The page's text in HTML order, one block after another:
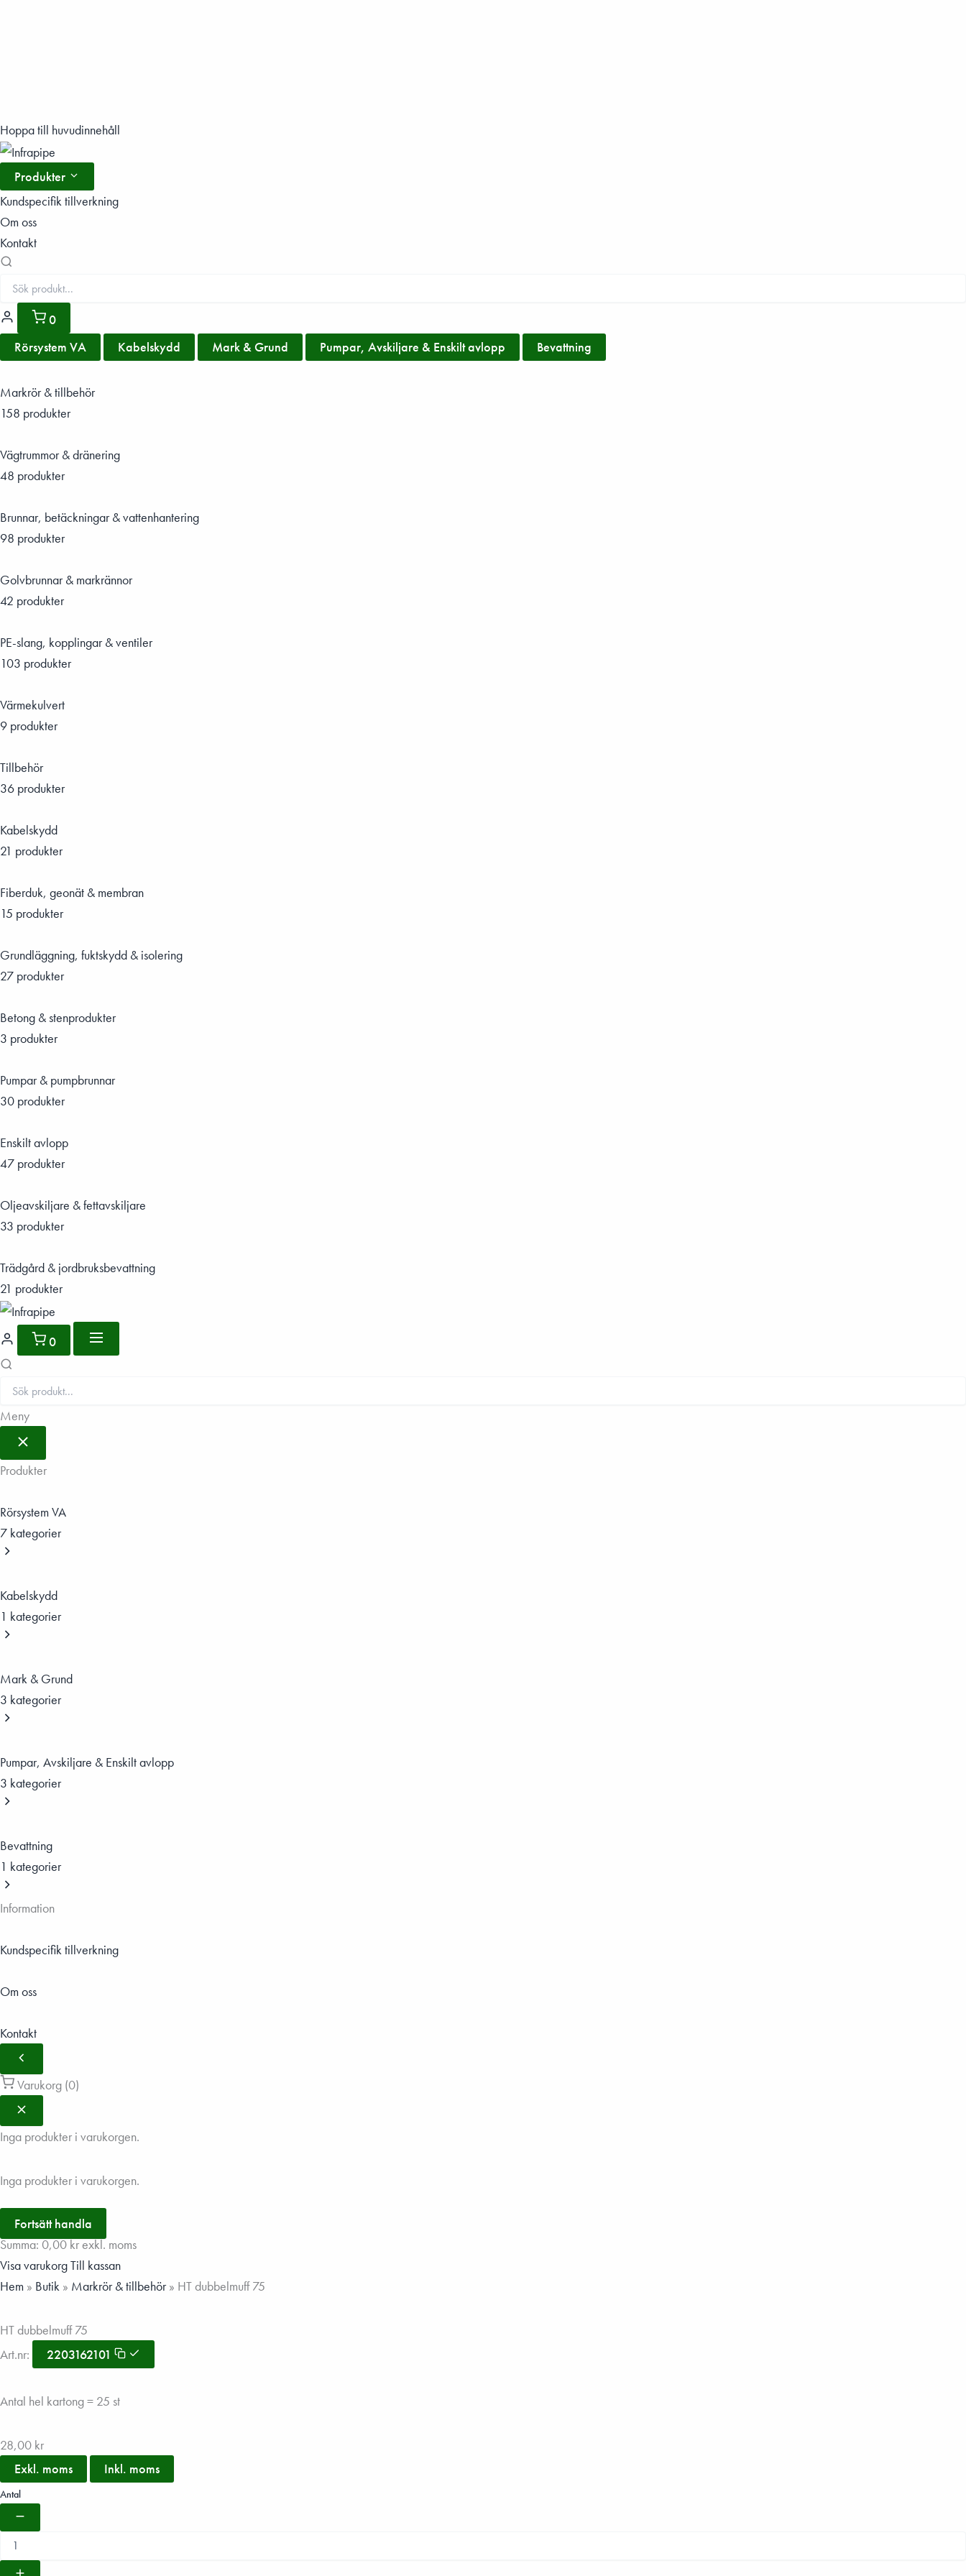
Hoppa
till
innehåll
Hoppa till huvudinnehåll
Produkter
Kundspecifik tillverkning
Om oss
Kontakt
0
Rörsystem VA
Kabelskydd Mark & Grund Pumpar, Avskiljare & Enskilt avlopp Bevattning
Markrör & tillbehör
158 produkter
Vägtrummor & dränering
48 produkter
Brunnar, betäckningar & vattenhantering
98 produkter
Golvbrunnar & markrännor
42 produkter
PE-slang, kopplingar & ventiler
103 produkter
Värmekulvert
9 produkter
Tillbehör
36 produkter
Kabelskydd
21 produkter
Fiberduk, geonät & membran
15 produkter
Grundläggning, fuktskydd & isolering
27 produkter
Betong & stenprodukter
3 produkter
Pumpar & pumpbrunnar
30 produkter
Enskilt avlopp
47 produkter
Oljeavskiljare & fettavskiljare
33 produkter
Trädgård & jordbruksbevattning
21 produkter
0
Meny
Produkter
Rörsystem VA
7 kategorier
Kabelskydd
1 kategorier
Mark & Grund
3 kategorier
Pumpar, Avskiljare & Enskilt avlopp
3 kategorier
Bevattning
1 kategorier
Information
Kundspecifik tillverkning
Om oss
Kontakt
Varukorg (0)
Inga produkter i varukorgen.
Inga produkter i varukorgen.
Fortsätt handla
Summa:0,00krexkl. moms
Visa varukorgTill kassan
Hem » Butik » Markrör & tillbehör» HT dubbelmuff 75
HT dubbelmuff 75
Art.nr:
2203162101
Antal hel kartong = 25 st
28,00 kr
Exkl. moms
Inkl. moms
Antal